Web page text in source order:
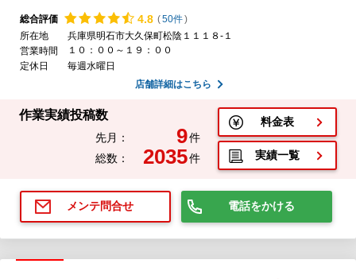
総合評価 4.8 (50件)
所在地
兵庫県明石市大久保町松陰１１１８-１
営業時間
１０：００～１９：００
定休日
毎週水曜日
店舗詳細はこちら
作業実績投稿数
先月： 9件
総数：
2035件
料金表
実績一覧
メンテ問合せ 電話をかける